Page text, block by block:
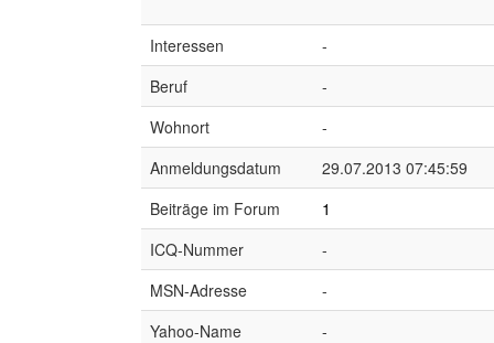
Interessen
-
Beruf
-
Wohnort
-
Anmeldungsdatum
29.07.2013 07:45:59
Beiträge im Forum
1
ICQ-Nummer
-
MSN-Adresse
-
Yahoo-Name
-